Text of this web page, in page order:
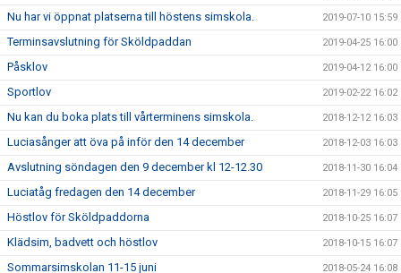
Nu har vi öppnat platserna till höstens simskola. 2019-07-10 15:59
Terminsavslutning för Sköldpaddan 2019-04-25 16:00
Påsklov 2019-04-12 16:00
Sportlov 2019-02-22 16:02
Nu kan du boka plats till vårterminens simskola. 2018-12-12 16:03
Luciasånger att öva på inför den 14 december 2018-12-03 16:03
Avslutning söndagen den 9 december kl 12-12.30 2018-11-30 16:04
Luciatåg fredagen den 14 december 2018-11-29 16:05
Höstlov för Sköldpaddorna 2018-10-25 16:07
Klädsim, badvett och höstlov 2018-10-15 16:07
Sommarsimskolan 11-15 juni 2018-05-24 16:08